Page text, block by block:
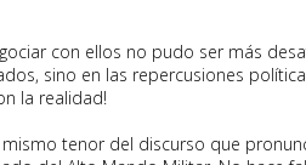
con ellos no pudo ser más
sino en las repercusiones
la realidad!
tenor del discurso que